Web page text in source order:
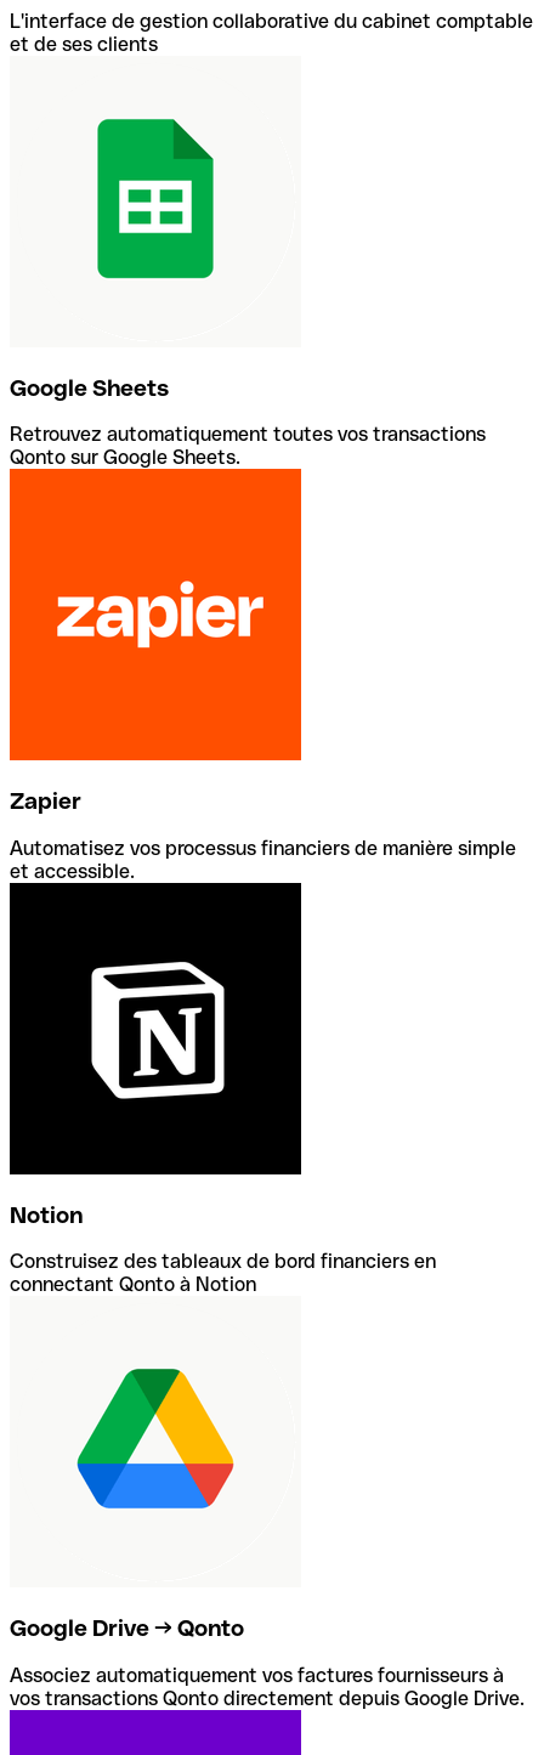
L'interface de gestion collaborative du cabinet comptable
et de ses clients
Google Sheets
Retrouvez automatiquement toutes vos transactions
Qonto sur Google Sheets.
Zapier
Automatisez vos processus financiers de manière simple
et accessible.
Notion
Construisez des tableaux de bord financiers en
connectant Qonto à Notion
Google Drive → Qonto
Associez automatiquement vos factures fournisseurs à
vos transactions Qonto directement depuis Google Drive.